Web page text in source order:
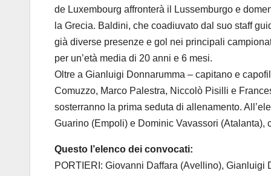
de Luxembourg affronterà il Lussemburgo e
la Grecia. Baldini, che coadiuvato dal suo staff
già diverse presenze e gol nei principali
per un’età media di 20 anni e 6 mesi.
Oltre a Gianluigi Donnarumma – capitano e
Comuzzo, Marco Palestra, Niccolò Pisilli e
sosterranno la prima seduta di allenamento.
Guarino (Empoli) e Dominic Vavassori
Questo l’elenco dei convocati:
PORTIERI: Giovanni Daffara (Avellino),